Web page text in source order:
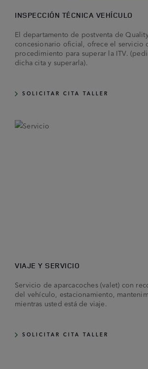
INSPECCIÓN TÉCNICA VEHÍCULO
El departamento de postventa de
concesionario oficial, ofrece el servicio
procedimiento para superar la ITV.
dicha cita y superarla).
SOLICITAR CITA TALLER
VIAJE Y SERVICIO
Servicio de aparcacoches (valet) con
del vehículo, estacionamiento,
mientras usted está de viaje.
SOLICITAR CITA TALLER